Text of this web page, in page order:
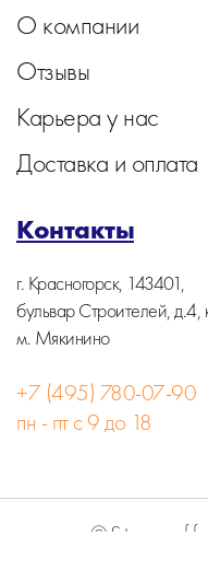
О компании
Отзывы
Карьера у нас
Доставка и оплата
Контакты
г. Красногорск, 143401,
бульвар Строителей, д.4,
м. Мякинино
+7 (495) 780-07-90
пн - пт с 9 до 18